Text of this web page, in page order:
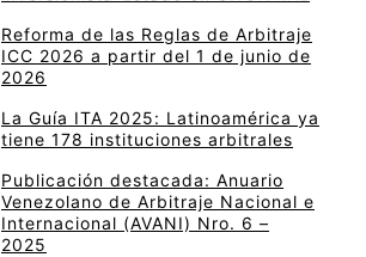
Reforma de las Reglas de Arbitraje
ICC 2026 a partir del 1 de junio de
2026
La Guía ITA 2025: Latinoamérica ya
tiene 178 instituciones arbitrales
Publicación destacada: Anuario
Venezolano de Arbitraje Nacional e
Internacional (AVANI) Nro. 6 –
2025